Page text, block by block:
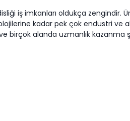
iş imkanları oldukça zengindir.
kadar pek çok endüstri ve
birçok alanda uzmanlık